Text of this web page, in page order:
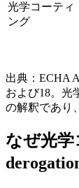
光学コーティ
ング
出典：ECHA
および18。光
の解釈であり
なぜ光学